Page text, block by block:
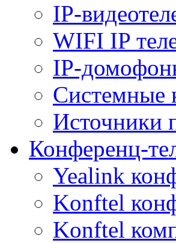
IP-
WIFI IP
IP-
Системные
Источники
Конференц-
Yealink
Konftel
Konftel